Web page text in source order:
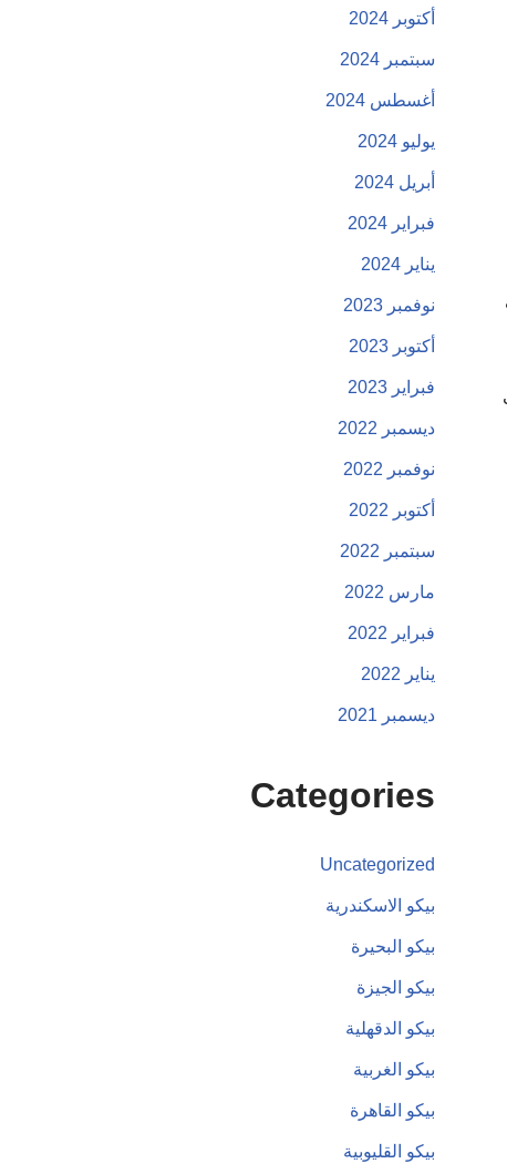
أكتوبر 2024
سبتمبر 2024
أغسطس 2024
يوليو 2024
أبريل 2024
فبراير 2024
يناير 2024
نوفمبر 2023
أكتوبر 2023
فبراير 2023
ديسمبر 2022
نوفمبر 2022
أكتوبر 2022
سبتمبر 2022
مارس 2022
فبراير 2022
يناير 2022
ديسمبر 2021
Categories
Uncategorized
بيكو الاسكندرية
بيكو البحيرة
بيكو الجيزة
بيكو الدقهلية
بيكو الغربية
بيكو القاهرة
بيكو القليوبية